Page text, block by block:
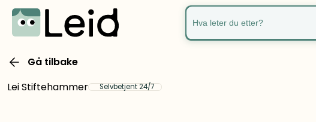
Hva leter du etter?
Gå tilbake
Lei Stiftehammer
Selvbetjent 24/7